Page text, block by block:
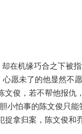
在机缘巧合之下被
愿未了的他显然不
俊，若不帮他报仇
小怕事的陈文俊只
拿归案，陈文俊和